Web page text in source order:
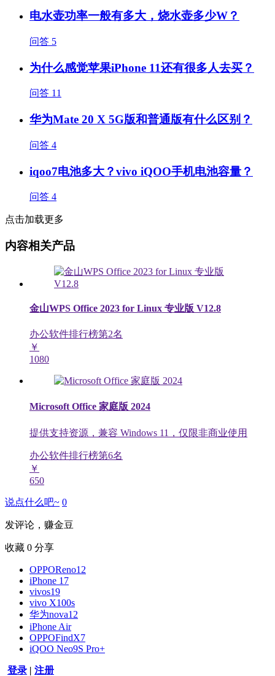
电水壶功率一般有多大，烧水壶多少W？
问答 5
为什么感觉苹果iPhone 11还有很多人去买？
问答 11
华为Mate 20 X 5G版和普通版有什么区别？
问答 4
iqoo7电池多大？vivo iQOO手机电池容量？
问答 4
点击加载更多
内容相关产品
金山WPS Office 2023 for Linux 专业版 V12.8
办公软件排行榜第2名
￥
1080
Microsoft Office 家庭版 2024
提供支持资源，兼容 Windows 11，仅限非商业使用
办公软件排行榜第6名
￥
650
说点什么吧~ 0
发评论，赚金豆
收藏 0 分享
OPPOReno12
iPhone 17
vivos19
vivo X100s
华为nova12
iPhone Air
OPPOFindX7
iQOO Neo9S Pro+
登录 | 注册